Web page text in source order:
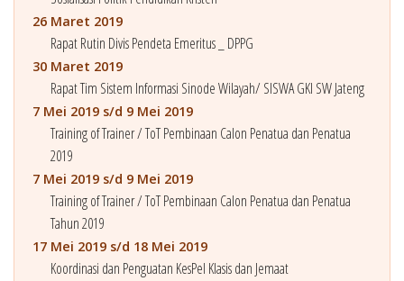
26 Maret 2019
Rapat Rutin Divis Pendeta Emeritus _ DPPG
30 Maret 2019
Rapat Tim Sistem Informasi Sinode Wilayah/ SISWA GKI SW Jateng
7 Mei 2019 s/d 9 Mei 2019
Training of Trainer / ToT Pembinaan Calon Penatua dan Penatua
2019
7 Mei 2019 s/d 9 Mei 2019
Training of Trainer / ToT Pembinaan Calon Penatua dan Penatua
Tahun 2019
17 Mei 2019 s/d 18 Mei 2019
Koordinasi dan Penguatan KesPel Klasis dan Jemaat